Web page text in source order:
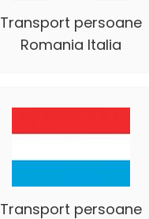
Transport persoane
Romania Italia
Transport persoane